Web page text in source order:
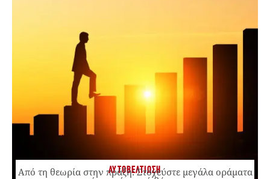
ΑΥΤΟΒΕΛΤΙΩΣΗ
Από τη θεωρία στην πράξη: Στοχεύστε μεγάλα οράματα